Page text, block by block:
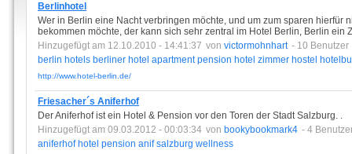
Berlinhotel
Wer in Berlin eine Nacht verbringen möchte, und um zum sparen hierfür
bekommen möchte, der kann sich sehr zentral im Hotel Berlin, Berlin ein
Hinzugefügt am 12.10.2010 - 14:41:37 von victormohnhart - 10 Benutzer
berlin hotels berliner hotel apartment pension hotel zimmer hostel
http://www.hotel-berlin.de/
Friesacher´s Aniferhof
Der Aniferhof ist ein Hotel & Pension vor den Toren der Stadt Salzburg. .
Hinzugefügt am 09.03.2012 - 00:03:34 von bookybookmark4 - 4
aniferhof hotel pension anif salzburg wellness